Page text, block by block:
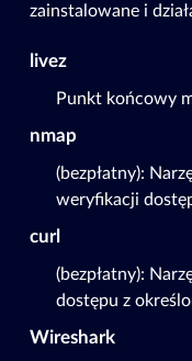
zainstalowane i
livez
Punkt końcowy
nmap
(bezpłatny):
weryfikacji
curl
(bezpłatny):
dostępu z
Wireshark